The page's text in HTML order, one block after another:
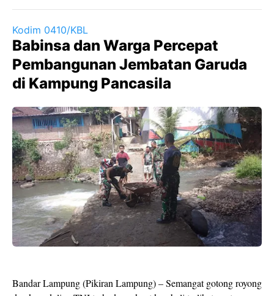
Kodim 0410/KBL
Babinsa dan Warga Percepat
Pembangunan Jembatan Garuda
di Kampung Pancasila
Bandar Lampung (Pikiran Lampung) – Semangat gotong royong